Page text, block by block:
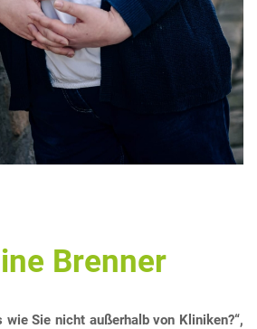
Brenner
wie Sie nicht außerhalb von Kliniken?“,